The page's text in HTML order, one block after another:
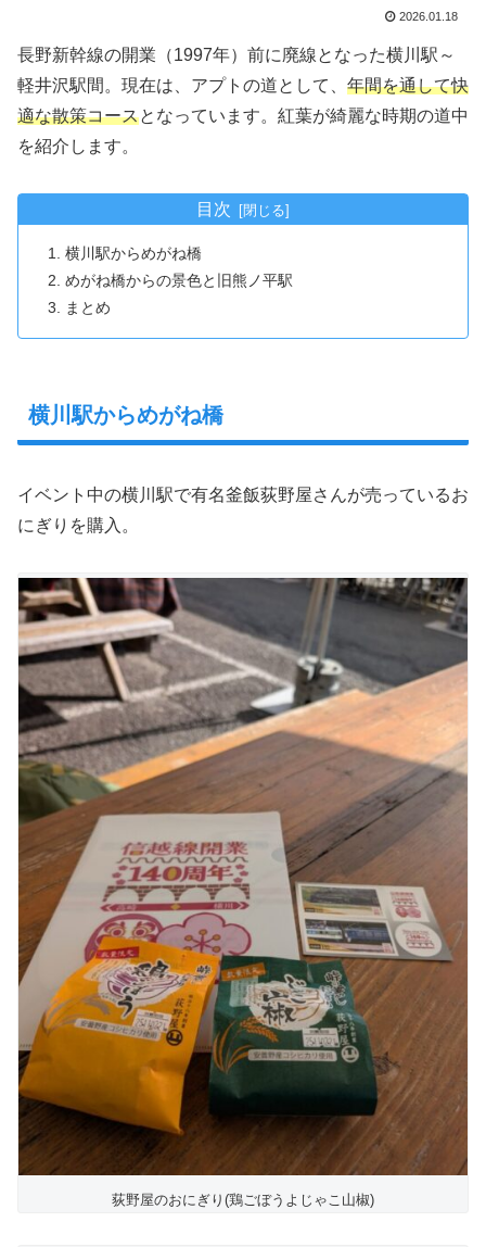
2026.01.18
長野新幹線の開業（1997年）前に廃線となった横川駅～
軽井沢駅間。現在は、アプトの道として、 年間を通して快
適な散策コースとなっています。紅葉が綺麗な時期の道中
を紹介します。
目次
横川駅からめがね橋
めがね橋からの景色と旧熊ノ平駅
まとめ
横川駅からめがね橋
イベント中の横川駅で有名釜飯荻野屋さんが売っているお
にぎりを購入。
荻野屋のおにぎり(鶏ごぼうよじゃこ山椒)